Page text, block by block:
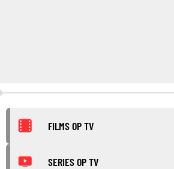
FILMS OP TV
SERIES OP TV